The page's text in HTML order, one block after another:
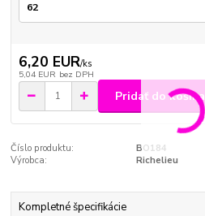
6,20 EUR/ks
5,04 EUR bez DPH
Pridať do košíka
Číslo produktu:
BO184
Výrobca:
Richelieu
Kompletné špecifikácie